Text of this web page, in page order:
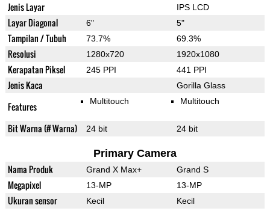
Jenis Layar IPS LCD
Layar Diagonal 6" 5"
Tampilan / Tubuh 73.7% 69.3%
Resolusi 1280x720 1920x1080
Kerapatan Piksel 245 PPI 441 PPI
Jenis Kaca Gorilla Glass
Features Multitouch Multitouch
Bit Warna (# Warna) 24 bit 24 bit
Primary Camera
Nama Produk Grand X Max+ Grand S
Megapixel 13-MP 13-MP
Ukuran sensor Kecil Kecil